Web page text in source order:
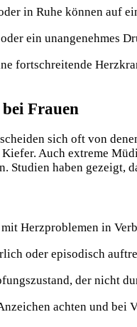
in Ruhe können auf
ein unangenehmes
fortschreitende
Frauen
sich oft von
Auch extreme
haben gezeigt,
Herzproblemen in
oder episodisch
der nicht
achten und bei